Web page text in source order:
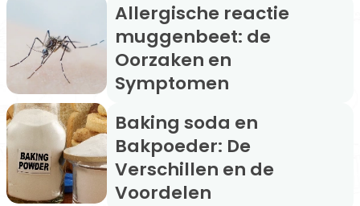
Allergische reactie
muggenbeet: de
Oorzaken en
Symptomen
Baking soda en
Bakpoeder: De
Verschillen en de
Voordelen